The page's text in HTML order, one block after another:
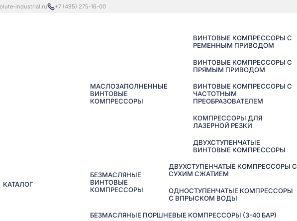
industrial.ru +7 (495) 275-16-00
КАТАЛОГ
МАСЛОЗАПОЛНЕННЫЕ
ВИНТОВЫЕ
КОМПРЕССОРЫ
ВИНТОВЫЕ КОМПРЕССОРЫ С
РЕМЕННЫМ ПРИВОДОМ
ВИНТОВЫЕ КОМПРЕССОРЫ С
ПРЯМЫМ ПРИВОДОМ
ВИНТОВЫЕ КОМПРЕССОРЫ С
ЧАСТОТНЫМ
ПРЕОБРАЗОВАТЕЛЕМ
КОМПРЕССОРЫ ДЛЯ
ЛАЗЕРНОЙ РЕЗКИ
ДВУХСТУПЕНЧАТЫЕ
ВИНТОВЫЕ КОМПРЕССОРЫ
БЕЗМАСЛЯНЫЕ
ВИНТОВЫЕ
КОМПРЕССОРЫ
ДВУХСТУПЕНЧАТЫЕ КОМПРЕССОРЫ С
СУХИМ СЖАТИЕМ
ОДНОСТУПЕНЧАТЫЕ КОМПРЕССОРЫ
С ВПРЫСКОМ ВОДЫ
БЕЗМАСЛЯНЫЕ ПОРШНЕВЫЕ КОМПРЕССОРЫ (3-40 БАР)